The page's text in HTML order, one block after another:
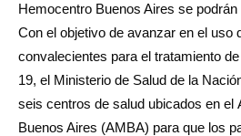
Hemocentro Buenos Aires se
Con el objetivo de avanzar en el uso
convalecientes para el tratamiento
19, el Ministerio de Salud de la
seis centros de salud ubicados en el
Buenos Aires (AMBA) para que los